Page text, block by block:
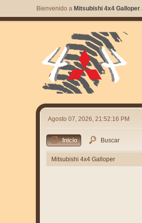
Bienvenido a Mitsubishi 4x4 Galloper.
Agosto 07, 2026, 21:52:16 PM
Inicio Buscar
Mitsubishi 4x4 Galloper